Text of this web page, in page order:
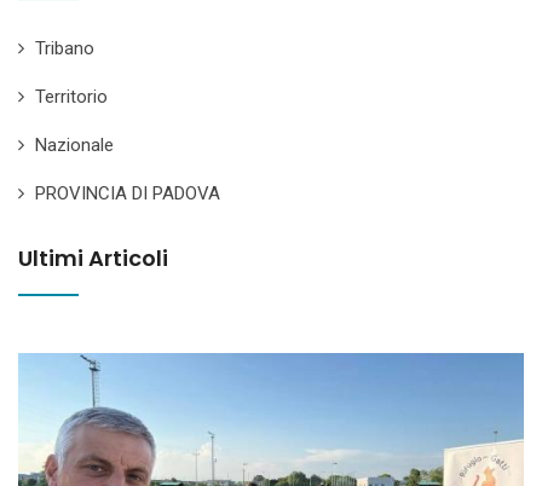
Tribano
Territorio
Nazionale
PROVINCIA DI PADOVA
Ultimi Articoli